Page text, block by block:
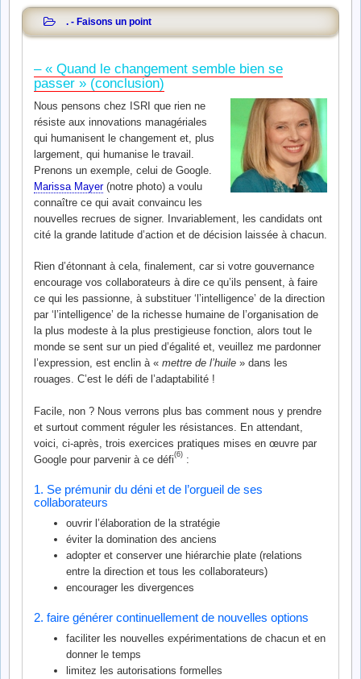
. - Faisons un point
– « Quand le changement semble bien se
passer » (conclusion)
Nous pensons chez ISRI que rien ne
résiste aux innovations managériales
qui humanisent le changement et, plus
largement, qui humanise le travail.
Prenons un exemple, celui de Google.
Marissa Mayer(notre photo) a voulu
connaître ce qui avait convaincu les
nouvelles recrues de signer. Invariablement, les candidats ont
cité la grande latitude d’action et de décision laissée à chacun.
Rien d’étonnant à cela, finalement, car si votre gouvernance
encourage vos collaborateurs à dire ce qu’ils pensent, à faire
ce qui les passionne, à substituer ‘l’intelligence’ de la direction
par ‘l’intelligence’ de la richesse humaine de l’organisation de
la plus modeste à la plus prestigieuse fonction, alors tout le
monde se sent sur un pied d’égalité et, veuillez me pardonner
l’expression, est enclin à « mettre de l’huile » dans les
rouages. C’est le défi de l’adaptabilité !
Facile, non ? Nous verrons plus bas comment nous y prendre
et surtout comment réguler les résistances. En attendant,
voici, ci-après, trois exercices pratiques mises en œuvre par
Google pour parvenir à ce défi(6) :
1. Se prémunir du déni et de l’orgueil de ses
collaborateurs
ouvrir l’élaboration de la stratégie
éviter la domination des anciens
adopter et conserver une hiérarchie plate (relations
entre la direction et tous les collaborateurs)
encourager les divergences
2. faire générer continuellement de nouvelles options
faciliter les nouvelles expérimentations de chacun et en
donner le temps
limitez les autorisations formelles